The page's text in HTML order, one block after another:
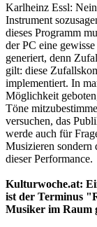
Karlheinz Essl:
Instrument
dieses Programm
der PC eine
generiert, denn
gilt: diese
implementiert. In
Möglichkeit
Töne
versuchen, das
werde auch für
Musizieren sondern
dieser Performance.
Kulturwoche.at:
ist der Terminus
Musiker im Raum